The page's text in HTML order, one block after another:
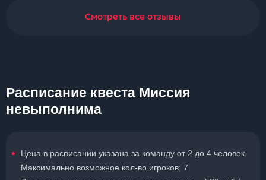
Смотреть все отзывы
Расписание квеста Миссия
невыполнима
Цена в расписании указана за команду от 2 до 4 человек.
Максимально возможное кол-во игроков: 7.